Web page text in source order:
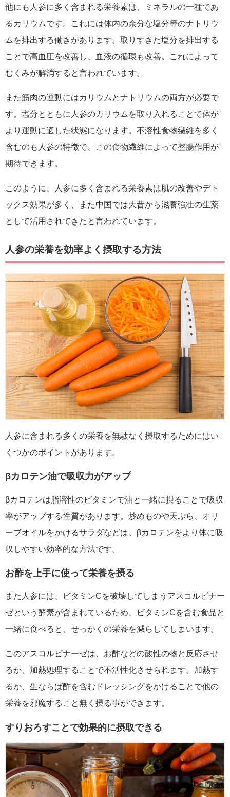
他にも人参に多く含まれる栄養素は、ミネラルの一種であ
るカリウムです。これには体内の余分な塩分等のナトリウ
ムを排出する働きがあります。取りすぎた塩分を排出する
ことで高血圧を改善し、血液の循環も改善。これによって
むくみが解消すると言われています。
また筋肉の運動にはカリウムとナトリウムの両方が必要で
す。塩分とともに人参のカリウムを取り入れることで体が
より運動に適した状態になります。不溶性食物繊維を多く
含むのも人参の特徴で、この食物繊維によって整腸作用が
期待できます。
このように、人参に多く含まれる栄養素は肌の改善やデト
ックス効果が多く、また中国では大昔から滋養強壮の生薬
として活用されてきたと言われています。
人参の栄養を効率よく摂取する方法
人参に含まれる多くの栄養を無駄なく摂取するためにはい
くつかのポイントがあります。
βカロテン油で吸収力がアップ
βカロテンは脂溶性のビタミンで油と一緒に摂ることで吸収
率がアップする性質があります。炒めものや天ぷら、オリ
ーブオイルをかけるサラダなどは、βカロテンをより体に吸
収しやすい効率的な方法です。
お酢を上手に使って栄養を摂る
また人参には、ビタミンCを破壊してしまうアスコルビナー
ゼという酵素が含まれているため、ビタミンCを含む食品と
一緒に食べると、せっかくの栄養を減らしてしまいます。
このアスコルビナーゼは、お酢などの酸性の物と反応させ
るか、加熱処理することで不活性化させられます。加熱す
るか、生ならば酢を含むドレッシングをかけることで他の
栄養を邪魔すること無く摂る事ができます。
すりおろすことで効果的に摂取できる